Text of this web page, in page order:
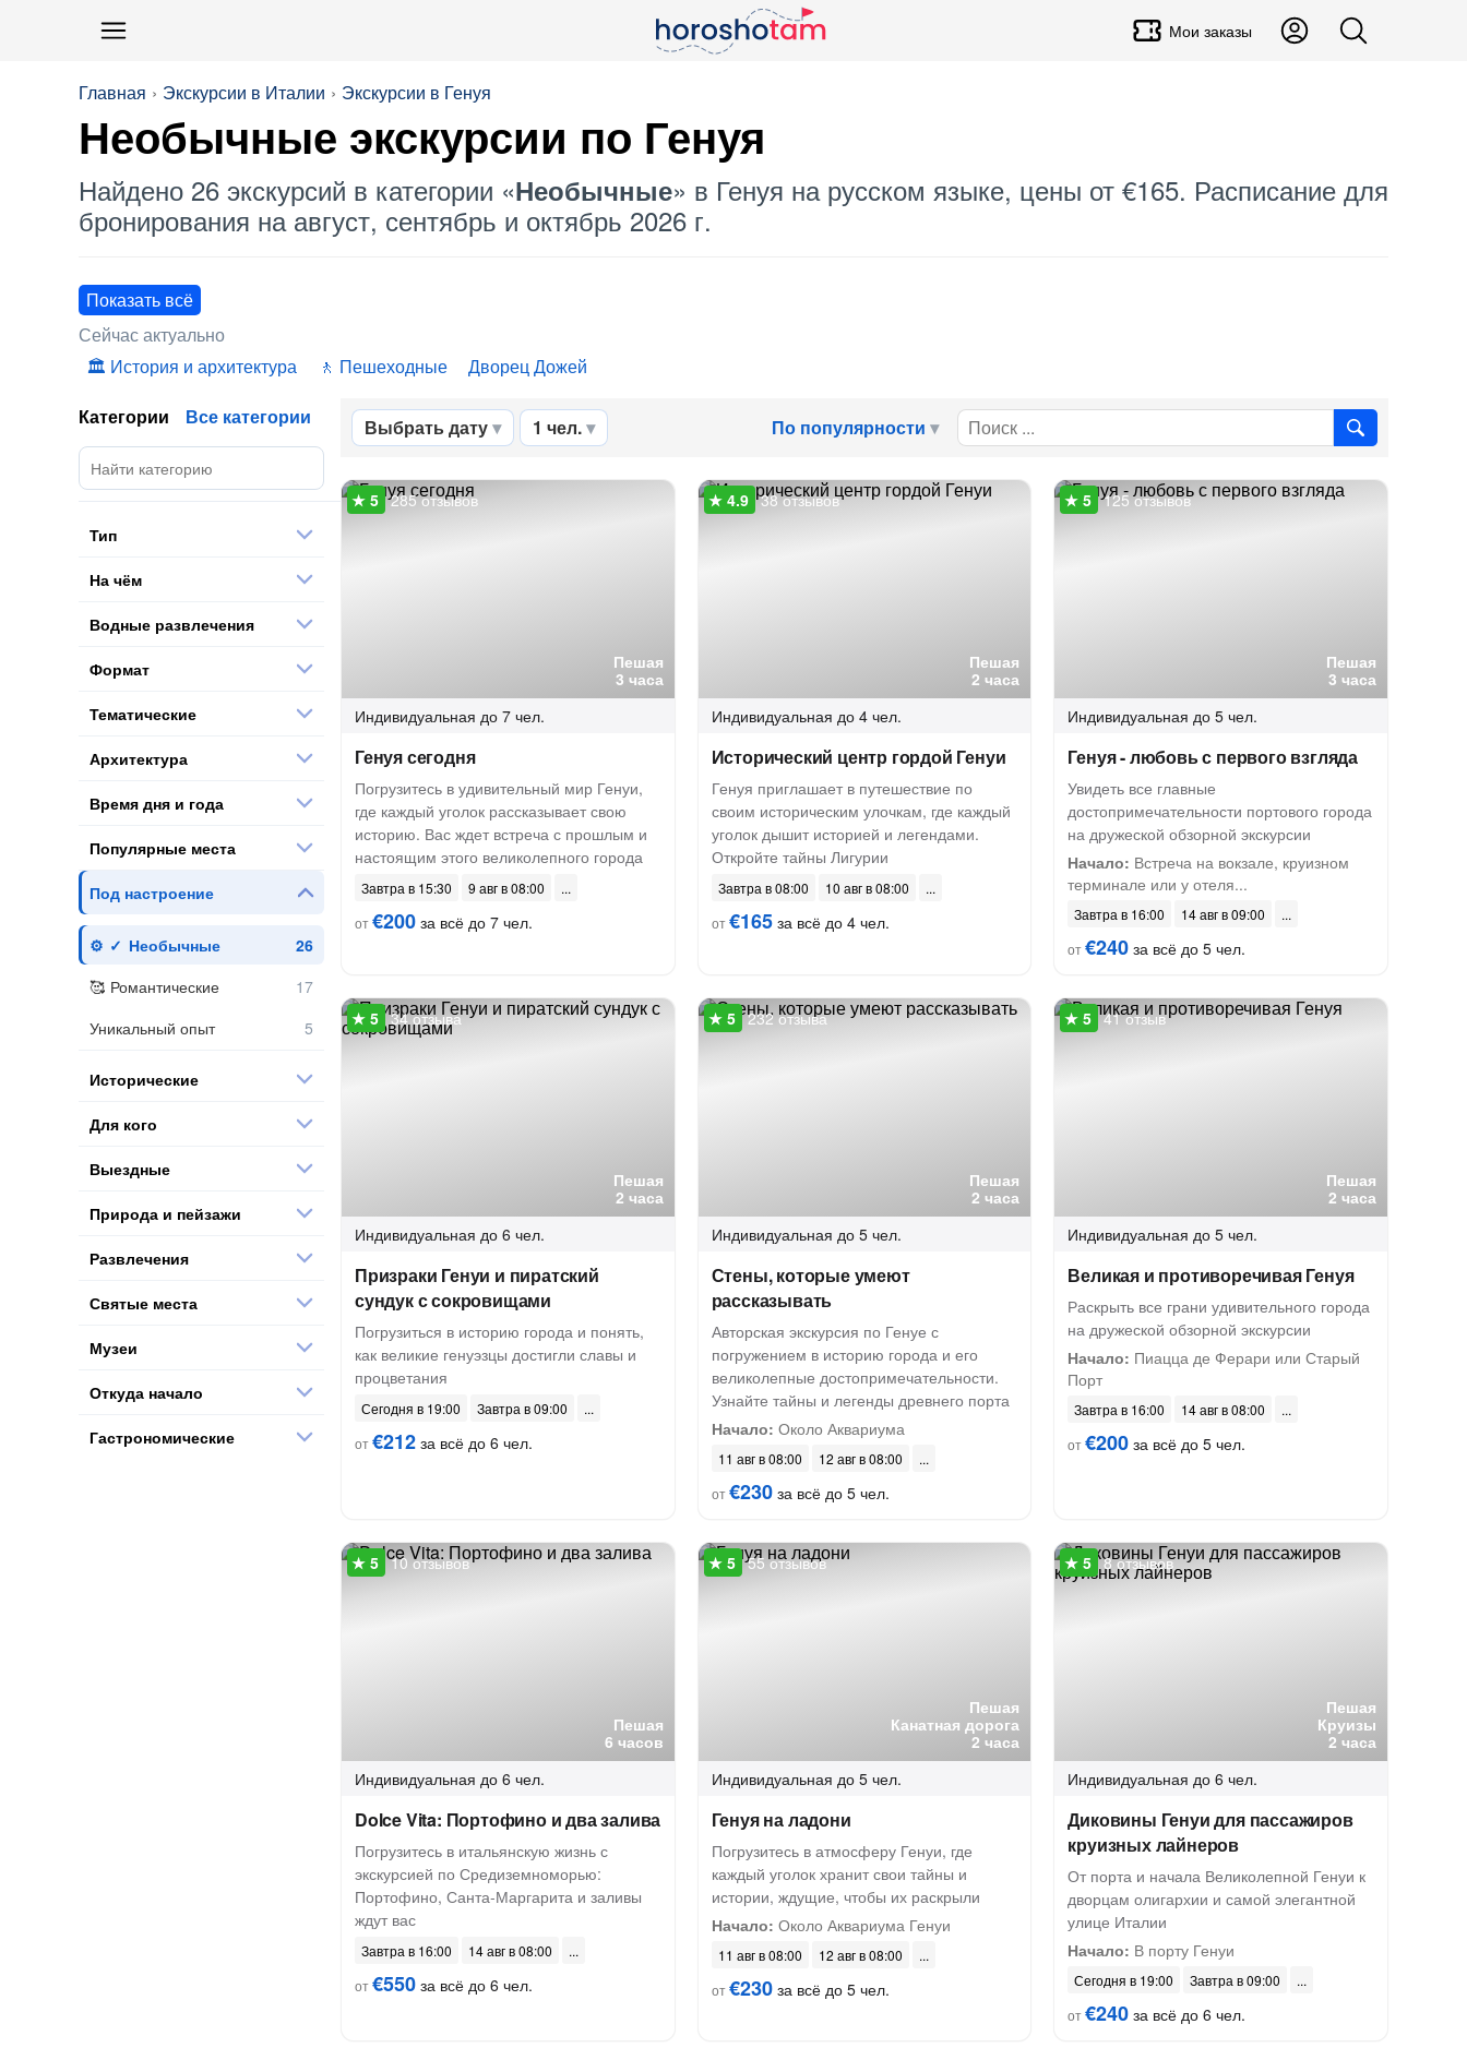
Мои заказы
Главная Экскурсии в Италии Экскурсии в Генуя
Необычные экскурсии по Генуя
Найдено 26 экскурсий в категории «Необычные» в Генуя на русском языке, цены от €165. Расписание для
бронирования на август, сентябрь и октябрь 2026 г.
Показать всё
Сейчас актуально
История и архитектура
Пешеходные Дворец Дожей
Выбрать дату 1 чел. По популярности
Пешая
3 часа
285 отзывов
Индивидуальная до 7 чел.
Генуя сегодня
Погрузитесь в удивительный мир Генуи,
где каждый уголок рассказывает свою
историю. Вас ждет встреча с прошлым и
настоящим этого великолепного города
Завтра в 15:30
9 авг в 08:00
от€200 за всё до 7 чел.
Пешая
2 часа
38 отзывов
Индивидуальная до 4 чел.
Исторический центр гордой Генуи
Генуя приглашает в путешествие по
своим историческим улочкам, где каждый
уголок дышит историей и легендами.
Откройте тайны Лигурии
Завтра в 08:00
10 авг в 08:00
от€165за всё до 4 чел.
Пешая
3 часа
125 отзывов
Индивидуальная до 5 чел.
Генуя - любовь с первого взгляда
Увидеть все главные
достопримечательности портового города
на дружеской обзорной экскурсии
Начало: Встреча на вокзале, круизном
терминале или у отеля...
Завтра в 16:00
14 авг в 09:00
от€240 за всё до 5 чел.
Пешая
2 часа
34 отзыва
Индивидуальная до 6 чел.
Призраки Генуи и пиратский
сундук с сокровищами
Погрузиться в историю города и понять,
как великие генуэзцы достигли славы и
процветания
Сегодня в 19:00
Завтра в 09:00
от€212 за всё до 6 чел.
Пешая
2 часа
232 отзыва
Индивидуальная до 5 чел.
Стены, которые умеют
рассказывать
Авторская экскурсия по Генуе с
погружением в историю города и его
великолепные достопримечательности.
Узнайте тайны и легенды древнего порта
Начало: Около Аквариума
11 авг в 08:00
12 авг в 08:00
от€230за всё до 5 чел.
Пешая
2 часа
41 отзыв
Индивидуальная до 5 чел.
Великая и противоречивая Генуя
Раскрыть все грани удивительного города
на дружеской обзорной экскурсии
Начало: Пиацца де Ферари или Старый
Порт
Завтра в 16:00
14 авг в 08:00
от€200 за всё до 5 чел.
Пешая
6 часов
10 отзывов
Индивидуальная до 6 чел.
Dolce Vita: Портофино и два залива
Погрузитесь в итальянскую жизнь с
экскурсией по Средиземноморью:
Портофино, Санта-Маргарита и заливы
ждут вас
Завтра в 16:00
14 авг в 08:00
от€550 за всё до 6 чел.
Пешая
Канатная дорога
2 часа
55 отзывов
Индивидуальная до 5 чел.
Генуя на ладони
Погрузитесь в атмосферу Генуи, где
каждый уголок хранит свои тайны и
истории, ждущие, чтобы их раскрыли
Начало: Около Аквариума Генуи
11 авг в 08:00
12 авг в 08:00
от€230за всё до 5 чел.
Пешая
Круизы
2 часа
8 отзывов
Индивидуальная до 6 чел.
Диковины Генуи для пассажиров
круизных лайнеров
От порта и начала Великолепной Генуи к
дворцам олигархии и самой элегантной
улице Италии
Начало: В порту Генуи
Сегодня в 19:00
Завтра в 09:00
от€240 за всё до 6 чел.
Категории Все категории
Тип
На чём
Водные развлечения
Формат
Тематические
Архитектура
Время дня и года
Популярные места
Под настроение
Необычные
Романтические
Уникальный опыт
Исторические
Для кого
Выездные
Природа и пейзажи
Развлечения
Святые места
Музеи
Откуда начало
Гастрономические